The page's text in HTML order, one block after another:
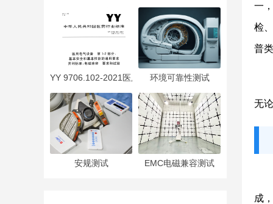
YY 9706.102-2021医用电气设备 第1-2部分：基本安全和
环境可靠性测试
安规测试 EMC电磁兼容测试
一
检
普
无
成